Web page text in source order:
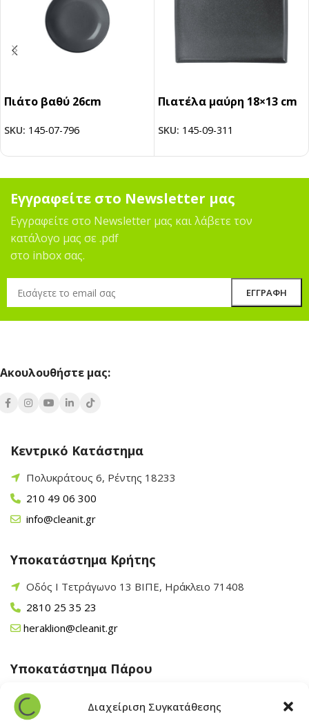
Διαχείριση Συγκατάθεσης
Πιάτο βαθύ 26cm
SKU: 145-07-796
Πιατέλα μαύρη 18×13 cm
SKU: 145-09-311
Εγγραφείτε στο Newsletter μας
Εγγραφείτε στο Newsletter μας και λάβετε τον
κατάλογο μας σε .pdf
στο inbox σας.
Ακουλουθήστε μας:
Κεντρικό Κατάστημα
Πολυκράτους 6, Ρέντης 18233
210 49 06 300
info@cleanit.gr
Υποκατάστημα Κρήτης
Οδός Ι Τετράγωνο 13 ΒΙΠΕ, Ηράκλειο 71408
2810 25 35 23
heraklion@cleanit.gr
Υποκατάστημα Πάρου
Άγιος Βλάσης Αρχίλοχος, Πάρος 84400
22840 43 163